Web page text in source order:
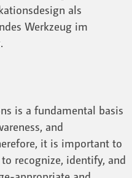
als
Werkzeug im
is a fundamental basis
and
it is important to
recognize, identify, and